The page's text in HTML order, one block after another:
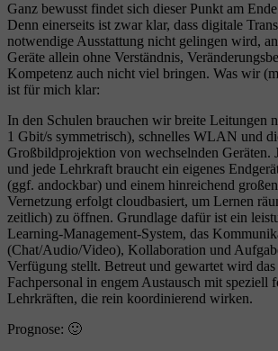
Ganz bewusst findet sich dieser Punkt am
Denn einerseits ist zwar klar, dass digitale
notwendige Ausstattung nicht gelingen wird,
Geräte allein ohne Verständnis,
Kompetenz auch nicht viel bringen. Was wir
ist für mich klar:
In den Schulen brauchen wir breite Leitungen
1 Gbit/s symmetrisch), schnelles WLAN und
Großbildprojektion von wechselnden Geräten.
und jede Lehrkraft braucht ein eigenes
(ggf. andockbar) und einem hinreichend
Vernetzung erfolgt cloudbasiert, um Lernen
zeitlich) zu öffnen. Grundlage dafür ist ein
Learning-Management-System, das
(Chat/Audio/Video), Kollaboration und
Verfügung stellt. Betreut und gewartet wird
Fachpersonal in engem Austausch mit speziell
Lehrkräften, die rein koordinierend wirken.
Prognose: 🙂